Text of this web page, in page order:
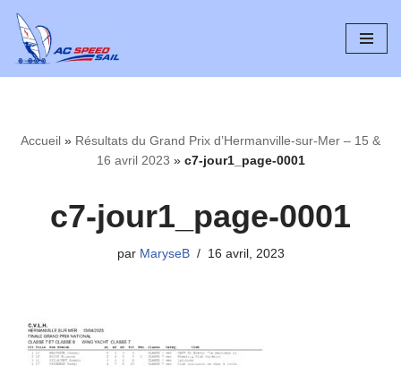
Aller
au
Accueil » Résultats du Grand Prix d’Hermanville-sur-Mer – 15 &
16 avril 2023 » c7-jour1_page-0001
c7-jour1_page-0001
par MaryseB 16 avril, 2023